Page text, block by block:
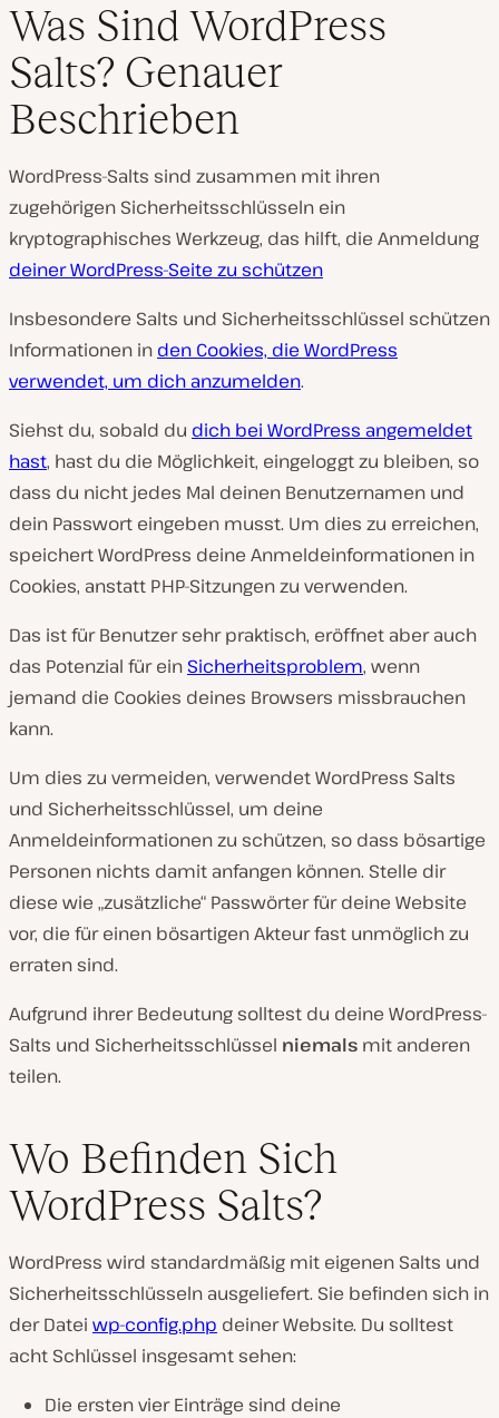
Was Sind WordPress
Salts? Genauer
Beschrieben
WordPress-Salts sind zusammen mit ihren
zugehörigen Sicherheitsschlüsseln ein
kryptographisches Werkzeug, das hilft, die Anmeldung
deiner WordPress-Seite zu schützen
Insbesondere Salts und Sicherheitsschlüssel schützen
Informationen in den Cookies, die WordPress
verwendet, um dich anzumelden.
Siehst du, sobald du dich bei WordPress angemeldet
hast, hast du die Möglichkeit, eingeloggt zu bleiben, so
dass du nicht jedes Mal deinen Benutzernamen und
dein Passwort eingeben musst. Um dies zu erreichen,
speichert WordPress deine Anmeldeinformationen in
Cookies, anstatt PHP-Sitzungen zu verwenden.
Das ist für Benutzer sehr praktisch, eröffnet aber auch
das Potenzial für ein Sicherheitsproblem, wenn
jemand die Cookies deines Browsers missbrauchen
kann.
Um dies zu vermeiden, verwendet WordPress Salts
und Sicherheitsschlüssel, um deine
Anmeldeinformationen zu schützen, so dass bösartige
Personen nichts damit anfangen können. Stelle dir
diese wie „zusätzliche“ Passwörter für deine Website
vor, die für einen bösartigen Akteur fast unmöglich zu
erraten sind.
Aufgrund ihrer Bedeutung solltest du deine WordPress-
Salts und Sicherheitsschlüssel niemals mit anderen
teilen.
Wo Befinden Sich
WordPress Salts?
WordPress wird standardmäßig mit eigenen Salts und
Sicherheitsschlüsseln ausgeliefert. Sie befinden sich in
der Datei wp-config.php deiner Website. Du solltest
acht Schlüssel insgesamt sehen:
Die ersten vier Einträge sind deine